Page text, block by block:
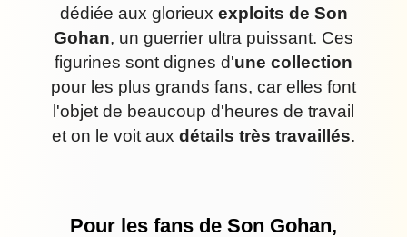
dédiée aux glorieux exploits de Son
Gohan, un guerrier ultra puissant. Ces
figurines sont dignes d'une collection
pour les plus grands fans, car elles font
l'objet de beaucoup d'heures de travail
et on le voit aux détails très travaillés.
Pour les fans de Son Gohan,